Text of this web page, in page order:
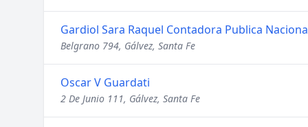
Gardiol Sara Raquel Contadora Publica
Belgrano 794, Gálvez, Santa Fe
Oscar V Guardati
2 De Junio 111, Gálvez, Santa Fe